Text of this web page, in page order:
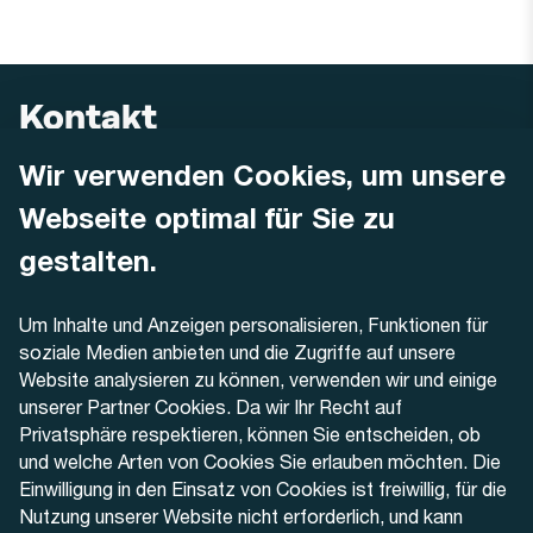
Wir verwenden Cookies, um unsere
Webseite optimal für Sie zu
gestalten.
Um Inhalte und Anzeigen personalisieren, Funktionen für
soziale Medien anbieten und die Zugriffe auf unsere
Website analysieren zu können, verwenden wir und einige
unserer Partner Cookies. Da wir Ihr Recht auf
Privatsphäre respektieren, können Sie entscheiden, ob
und welche Arten von Cookies Sie erlauben möchten. Die
Einwilligung in den Einsatz von Cookies ist freiwillig, für die
Nutzung unserer Website nicht erforderlich, und kann
Kontakt
AREMO
Dornacherstrasse 48
4500 Solothurn
+41 32 622 37 22
Kontaktformular